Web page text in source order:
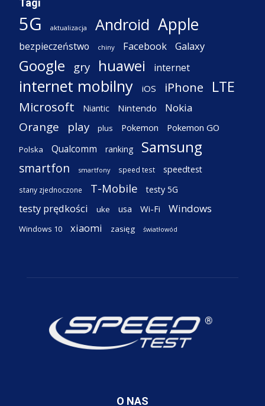
Tagi
5G aktualizacja Android Apple
bezpieczeństwo chiny Facebook Galaxy
Google gry huawei internet
internet mobilny iOS iPhone LTE
Microsoft Niantic Nintendo Nokia
Orange play plus Pokemon Pokemon GO
Polska Qualcomm ranking Samsung
smartfon smartfony speed test speedtest
stany zjednoczone T-Mobile testy 5G
testy prędkości uke usa Wi-Fi Windows
Windows 10 xiaomi zasięg światłowód
O NAS